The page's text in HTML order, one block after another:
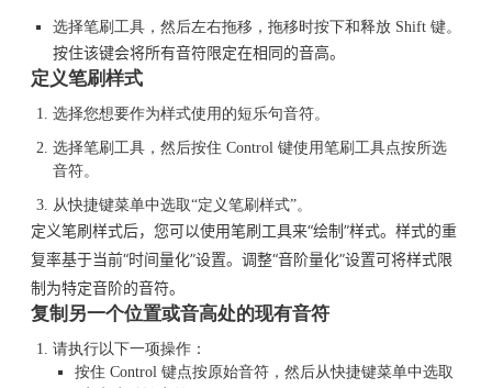
选择笔刷工具，然后左右拖移，拖移时按下和释放 Shift 键。
按住该键会将所有音符限定在相同的音高。
定义笔刷样式
选择您想要作为样式使用的短乐句音符。
选择笔刷工具，然后按住 Control 键使用笔刷工具点按所选
音符。
从快捷键菜单中选取“定义笔刷样式”。
定义笔刷样式后，您可以使用笔刷工具来“绘制”样式。样式的重
复率基于当前“时间量化”设置。调整“音阶量化”设置可将样式限
制为特定音阶的音符。
复制另一个位置或音高处的现有音符
请执行以下一项操作：
按住 Control 键点按原始音符，然后从快捷键菜单中选取